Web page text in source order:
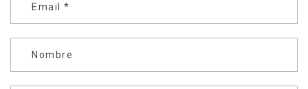
Email *
Nombre